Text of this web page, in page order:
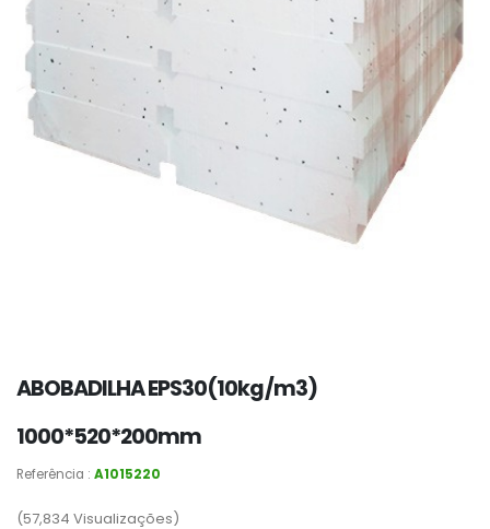
ABOBADILHA EPS30(10kg/m3)
1000*520*200mm
Referência : A1015220
(57,834 Visualizações)